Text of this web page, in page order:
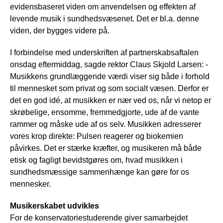
evidensbaseret viden om anvendelsen og effekten af
levende musik i sundhedsvæsenet. Det er bl.a. denne
viden, der bygges videre på.
I forbindelse med underskriften af partnerskabsaftalen
onsdag eftermiddag, sagde rektor Claus Skjold Larsen: -
Musikkens grundlæggende værdi viser sig både i forhold
til mennesket som privat og som socialt væsen. Derfor er
det en god idé, at musikken er nær ved os, når vi netop er
skrøbelige, ensomme, fremmedgjorte, ude af de vante
rammer og måske ude af os selv. Musikken adresserer
vores krop direkte: Pulsen reagerer og biokemien
påvirkes. Det er stærke kræfter, og musikeren må både
etisk og fagligt bevidstgøres om, hvad musikken i
sundhedsmæssige sammenhænge kan gøre for os
mennesker.
Musikerskabet udvikles
For de konservatoriestuderende giver samarbejdet